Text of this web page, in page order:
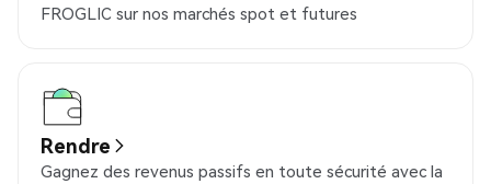
FROGLIC sur nos marchés spot et futures
Rendre
Gagnez des revenus passifs en toute sécurité avec la